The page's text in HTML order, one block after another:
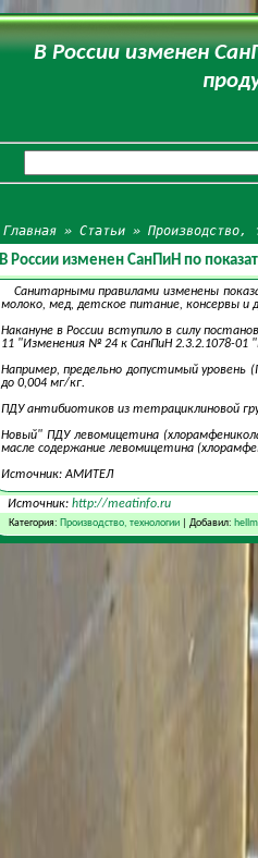
В России изменен
Главная »Статьи »Производство,
В России изменен СанПиН по
Санитарными правилами изменены
молоко, мед, детское питание, консервы и
Накануне в России вступило в силу
11 "Изменения № 24 к СанПиН 2.3.2.1078-01
Например, предельно допустимый уровень
до 0,004 мг/кг.
ПДУ антибиотиков из тетрациклиновой
Новый" ПДУ левомицетина
масле содержание левомицетина
Источник: АМИТЕЛ
Источник: http://meatinfo.ru
Категория: Производство, технологии| Добавил: